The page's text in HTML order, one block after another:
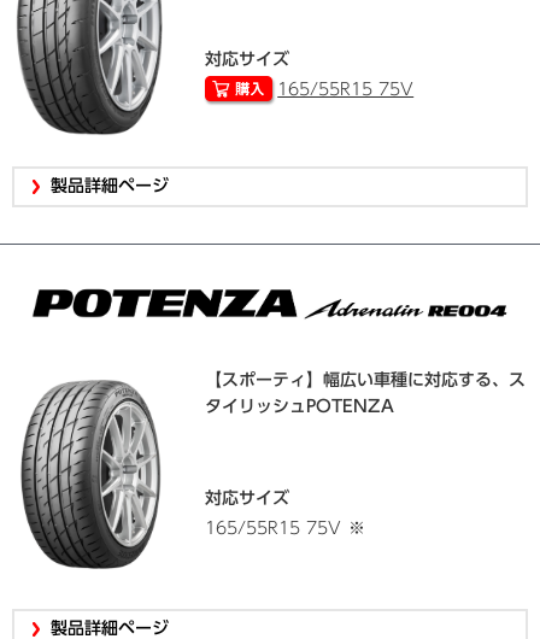
対応サイズ
165/55R15 75V
製品詳細ページ
【スポーティ】幅広い車種に対応する、ス
タイリッシュPOTENZA
対応サイズ
165/55R15 75V
※
製品詳細ページ